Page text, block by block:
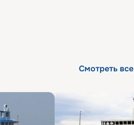
Смотреть все